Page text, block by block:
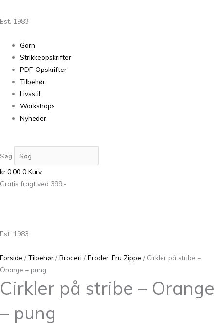
Est. 1983
Garn
Strikkeopskrifter
PDF-Opskrifter
Tilbehør
Livsstil
Workshops
Nyheder
Søg
kr.0,00 0 Kurv
Gratis fragt ved 399,-
Est. 1983
Forside / Tilbehør / Broderi / Broderi Fru Zippe / Cirkler på stribe –
Orange – pung
Cirkler på stribe – Orange
– pung